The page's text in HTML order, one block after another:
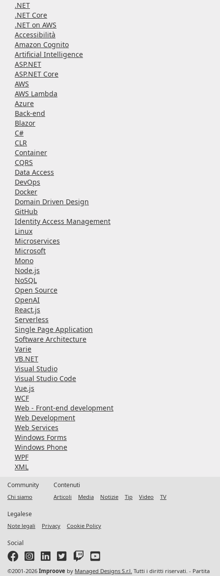
.NET
.NET Core
.NET on AWS
Accessibilità
Amazon Cognito
Artificial Intelligence
ASP.NET
ASP.NET Core
AWS
AWS Lambda
Azure
Back-end
Blazor
C#
CLR
Container
CQRS
Data Access
DevOps
Docker
Domain Driven Design
GitHub
Identity Access Management
Linux
Microservices
Microsoft
Mono
Node.js
NoSQL
Open Source
OpenAI
React.js
Serverless
Single Page Application
Software Architecture
Varie
VB.NET
Visual Studio
Visual Studio Code
Vue.js
WCF
Web - Front-end development
Web Development
Web Services
Windows Forms
Windows Phone
WPF
XML
Community
Chi siamo
Contenuti
Articoli Media Notizie Tip Video TV
Legalese
Note legali Privacy Cookie Policy
Social
©2001-2026 Improove by Managed Designs S.r.l. Tutti i diritti riservati. - Partita